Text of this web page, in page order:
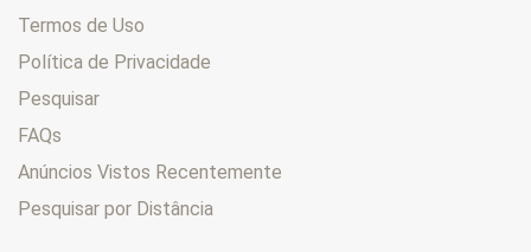
Termos de Uso
Política de Privacidade
Pesquisar
FAQs
Anúncios Vistos Recentemente
Pesquisar por Distância